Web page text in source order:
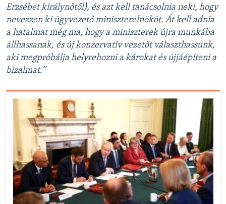
Erzsébet királynőtől), és azt kell tanácsolnia neki, hogy
nevezzen ki ügyvezető miniszterelnököt. Át kell adnia
a hatalmat még ma, hogy a miniszterek újra munkába
állhassanak, és új konzervatív vezetőt választhassunk,
aki megpróbálja helyrehozni a károkat és újjáépíteni a
bizalmat.”